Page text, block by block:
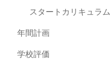
スタートカリキュラム
年間計画
学校評価